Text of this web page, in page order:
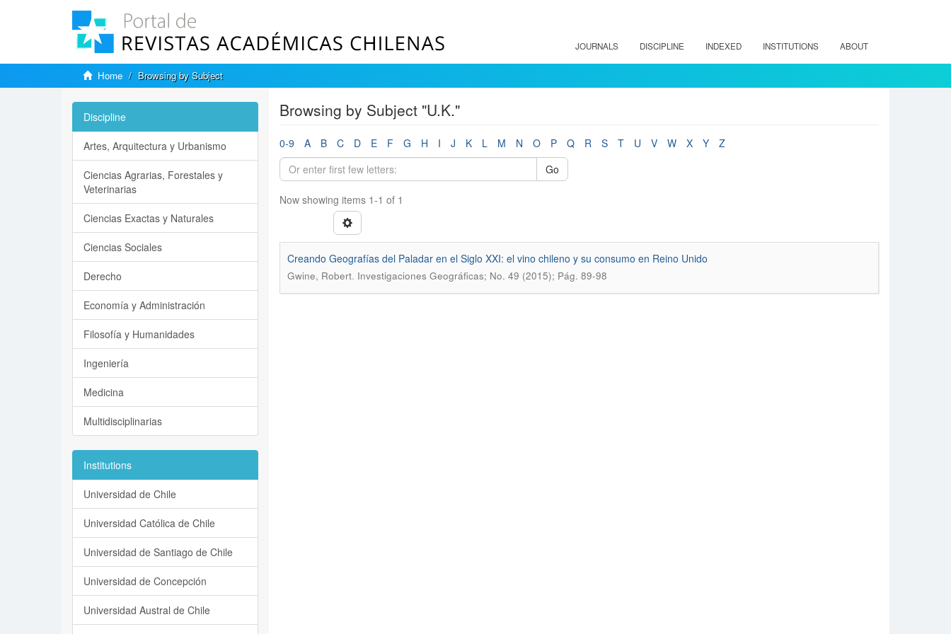
JOURNALS DISCIPLINE INDEXED INSTITUTIONS ABOUT
Home Browsing by Subject
Browsing by Subject "U.K."
0-9 A B C D E F G H I J K L M N O P Q R S T U V W X Y
Z
Go
Now showing items 1-1 of 1
Creando Geografías del Paladar en el Siglo XXI: el vino chileno y su consumo en Reino Unido
Gwine, Robert. Investigaciones Geográficas; No. 49 (2015); Pág. 89-98
Discipline
Artes, Arquitectura y Urbanismo
Ciencias Agrarias, Forestales y
Veterinarias
Ciencias Exactas y Naturales
Ciencias Sociales
Derecho
Economía y Administración
Filosofía y Humanidades
Ingeniería
Medicina
Multidisciplinarias
Institutions
Universidad de Chile
Universidad Católica de Chile
Universidad de Santiago de Chile
Universidad de Concepción
Universidad Austral de Chile